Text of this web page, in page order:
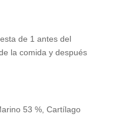
de 1 antes del
la comida y después
53 %, Cartílago